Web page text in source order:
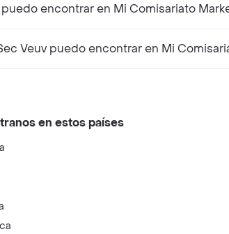
encontrar en Mi Comisariato
Veuv puedo encontrar en Mi
en estos países